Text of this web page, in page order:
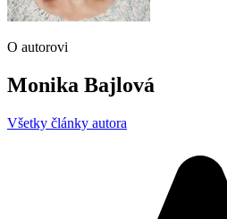
O autorovi
Monika Bajlová
Všetky články autora